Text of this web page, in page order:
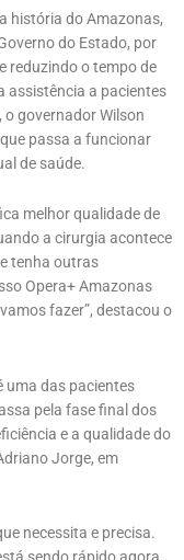
história do Amazonas,
do Estado, por
reduzindo o tempo de
assistência a pacientes
governador Wilson
passa a funcionar
de saúde.
melhor qualidade de
a cirurgia acontece
tenha outras
Opera+ Amazonas
fazer”, destacou o
uma das pacientes
pela fase final dos
e a qualidade do
Jorge, em
necessita e precisa.